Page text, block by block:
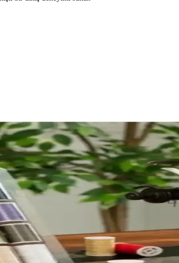
ve 10 adet 14 numaralı iğne içerir, düz ve bazı
değişebilir ve ek parça gerekebilir.
Kullanıcılar İçin Uygun
içeriğiyle el işi tutkunlarına ve yeni başlayanlara
Profesyonel ve Ev Kullanımı İçin
tasarımı ve yüksek performansıyla profesyonel
Iğneleriyle Profesyonel Sonuçlar
projeler için ideal, ergonomik ve paslanmaz